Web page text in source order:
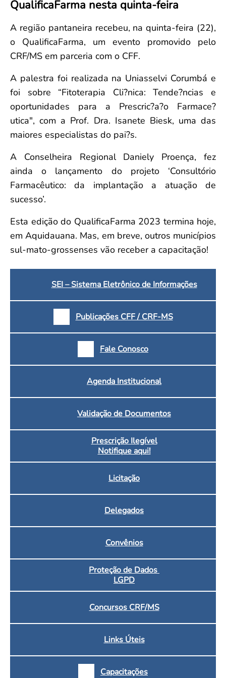
Convenção Coletiva 2025/2026 – Piso salarial Farmácias e Drogaria
Saúde Pública e Indígena
Calendário Eleitoral
Candidatos
Votação
Dúvidas Frequentes
QualificaFarma nesta quinta-feira
A região pantaneira recebeu, na quinta-feira (22),
o QualificaFarma, um evento promovido pelo
CRF/MS em parceria com o CFF.
A palestra foi realizada na Uniasselvi Corumbá e
foi sobre “Fitoterapia Cli?nica: Tende?ncias e
oportunidades para a Prescric?a?o Farmace?
utica", com a Prof. Dra. Isanete Biesk, uma das
maiores especialistas do pai?s.
A Conselheira Regional Daniely Proença, fez
ainda o lançamento do projeto ‘Consultório
Farmacêutico: da implantação a atuação de
sucesso’.
Esta edição do QualificaFarma 2023 termina hoje,
em Aquidauana. Mas, em breve, outros municípios
sul-mato-grossenses vão receber a capacitação!
SEI – Sistema Eletrônico de Informações
Publicações CFF / CRF-MS
Fale Conosco
Agenda Institucional
Validação de Documentos
Prescrição Ilegível
Notifique aqui!
Licitação
Delegados
Convênios
Proteção de Dados
LGPD
Concursos CRF/MS
Links Úteis
Capacitações